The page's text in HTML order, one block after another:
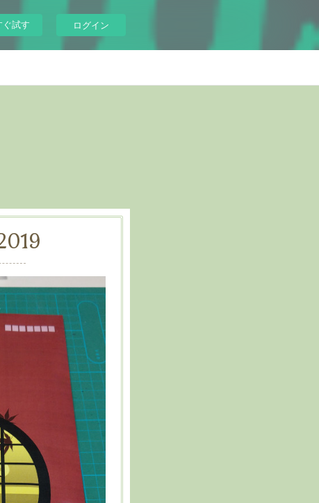
ぐ試す ログイン